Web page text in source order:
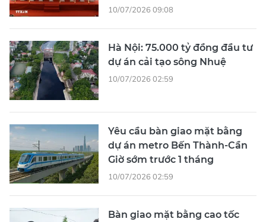
10/07/2026 09:08
Hà Nội: 75.000 tỷ đồng đầu tư
dự án cải tạo sông Nhuệ
10/07/2026 02:59
Yêu cầu bàn giao mặt bằng
dự án metro Bến Thành-Cần
Giờ sớm trước 1 tháng
10/07/2026 02:59
Bàn giao mặt bằng cao tốc